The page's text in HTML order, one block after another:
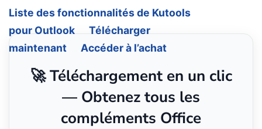
Liste des fonctionnalités de Kutools
pour Outlook
Télécharger
maintenant
Accéder à l’achat
🚀 Téléchargement en un clic
— Obtenez tous les
compléments Office